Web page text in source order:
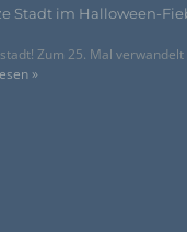
Stadt im Halloween-
Zum 25. Mal verwandelt
»